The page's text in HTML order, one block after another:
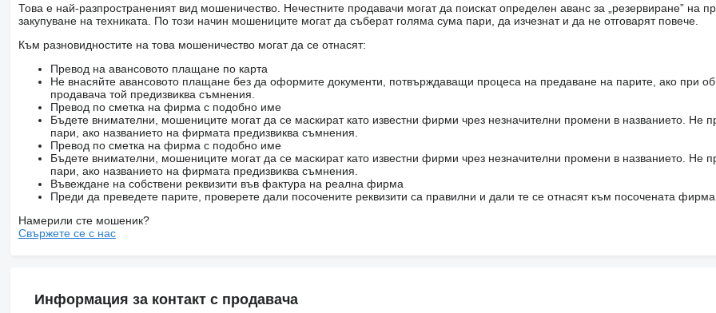
Това е най-разпространеният вид мошеничество. Нечестните продавачи могат да поискат определен аванс за „резервиране” на
закупуване на техниката. По този начин мошениците могат да съберат голяма сума пари, да изчезнат и да не отговарят повече.
Към разновидностите на това мошеничество могат да се отнасят:
Превод на авансовото плащане по карта
Не внасяйте авансовото плащане без да оформите документи, потвърждаващи процеса на предаване на парите, ако при
продавача той предизвиква съмнения.
Превод по сметка на фирма с подобно име
Бъдете внимателни, мошениците могат да се маскират като известни фирми чрез незначителни промени в названието. Не
пари, ако названието на фирмата предизвиква съмнения.
Превод по сметка на фирма с подобно име
Бъдете внимателни, мошениците могат да се маскират като известни фирми чрез незначителни промени в названието. Не
пари, ако названието на фирмата предизвиква съмнения.
Въвеждане на собствени реквизити във фактура на реална фирма
Преди да преведете парите, проверете дали посочените реквизити са правилни и дали те се отнасят към посочената фирма.
Намерили сте мошеник?
Свържете се с нас
Информация за контакт с продавача